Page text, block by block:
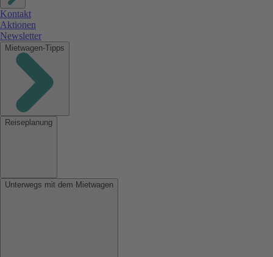
Kontakt
Aktionen
Newsletter
Mietwagen-Tipps
Reiseplanung
Unterwegs mit dem Mietwagen